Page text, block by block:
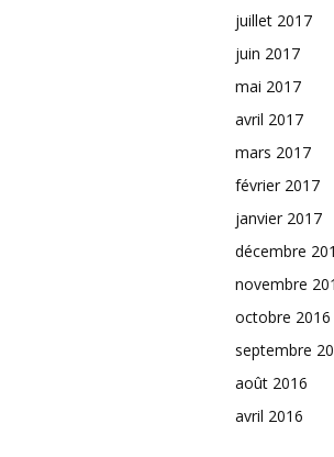
juillet 2017
juin 2017
mai 2017
avril 2017
mars 2017
février 2017
janvier 2017
décembre
novembre
octobre 2016
septembre
août 2016
avril 2016